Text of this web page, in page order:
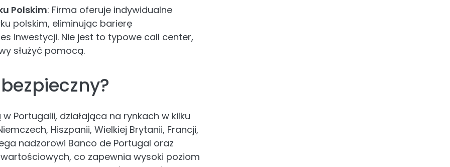
Polskim: Firma oferuje indywidualne
polskim, eliminując barierę
inwestycji. Nie jest to typowe call center,
służyć pomocą.
Portugalii, działająca na rynkach w kilku
Hiszpanii, Wielkiej Brytanii, Francji,
nadzorowi Banco de Portugal oraz
co zapewnia wysoki poziom